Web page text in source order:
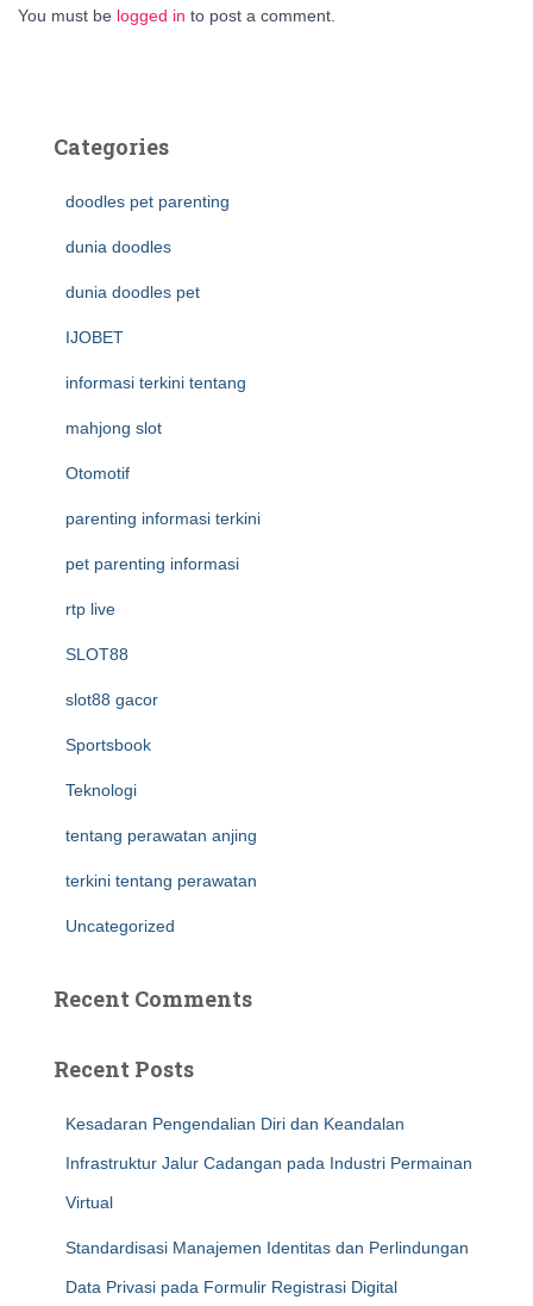
You must be logged in to post a comment.
Categories
doodles pet parenting
dunia doodles
dunia doodles pet
IJOBET
informasi terkini tentang
mahjong slot
Otomotif
parenting informasi terkini
pet parenting informasi
rtp live
SLOT88
slot88 gacor
Sportsbook
Teknologi
tentang perawatan anjing
terkini tentang perawatan
Uncategorized
Recent Comments
Recent Posts
Kesadaran Pengendalian Diri dan Keandalan
Infrastruktur Jalur Cadangan pada Industri Permainan
Virtual
Standardisasi Manajemen Identitas dan Perlindungan
Data Privasi pada Formulir Registrasi Digital